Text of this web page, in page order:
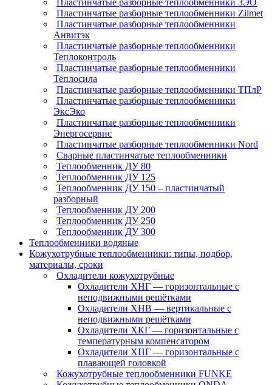
Пластинчатые разборные теплообменники ЗЭО
Пластинчатые разборные теплообменники Zilmet
Пластинчатые разборные теплообменники
Анвитэк
Пластинчатые разборные теплообменники
Теплоконтроль
Пластинчатые разборные теплообменники
Теплосила
Пластинчатые разборные теплообменники ТПлР
Пластинчатые разборные теплообменники
ЭксЭко
Пластинчатые разборные теплообменники
Энергосервис
Пластинчатые разборные теплообменники Nord
Сварные пластинчатые теплообменники
Теплообменник ДУ 80
Теплообменник ДУ 125
Теплообменник ДУ 150 – пластинчатый
разборный
Теплообменник ДУ 200
Теплообменник ДУ 250
Теплообменник ДУ 300
Теплообменники водяные
Кожухотрубные теплообменники: типы, подбор,
материалы, сроки
Охладители кожухотрубные
Охладители ХНГ — горизонтальные с
неподвижными решётками
Охладители ХНВ — вертикальные с
неподвижными решётками
Охладители ХКГ — горизонтальные с
температурным компенсатором
Охладители ХПГ — горизонтальные с
плавающей головкой
Кожухотрубные теплообменники FUNKE